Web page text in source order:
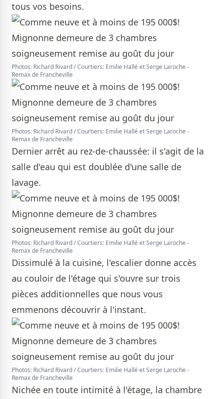
tous vos besoins.
Photos: Richard Rivard / Courtiers: Emilie Hallé et Serge Laroche -
Remax de Francheville
Photos: Richard Rivard / Courtiers: Emilie Hallé et Serge Laroche -
Remax de Francheville
Dernier arrêt au rez-de-chaussée: il s'agit de la
salle d'eau qui est doublée d'une salle de
lavage.
Photos: Richard Rivard / Courtiers: Emilie Hallé et Serge Laroche -
Remax de Francheville
Dissimulé à la cuisine, l'escalier donne accès
au couloir de l'étage qui s'ouvre sur trois
pièces additionnelles que nous vous
emmenons découvrir à l'instant.
Photos: Richard Rivard / Courtiers: Emilie Hallé et Serge Laroche -
Remax de Francheville
Nichée en toute intimité à l'étage, la chambre